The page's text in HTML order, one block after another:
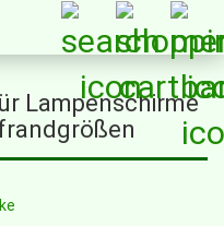
Lampenschirme